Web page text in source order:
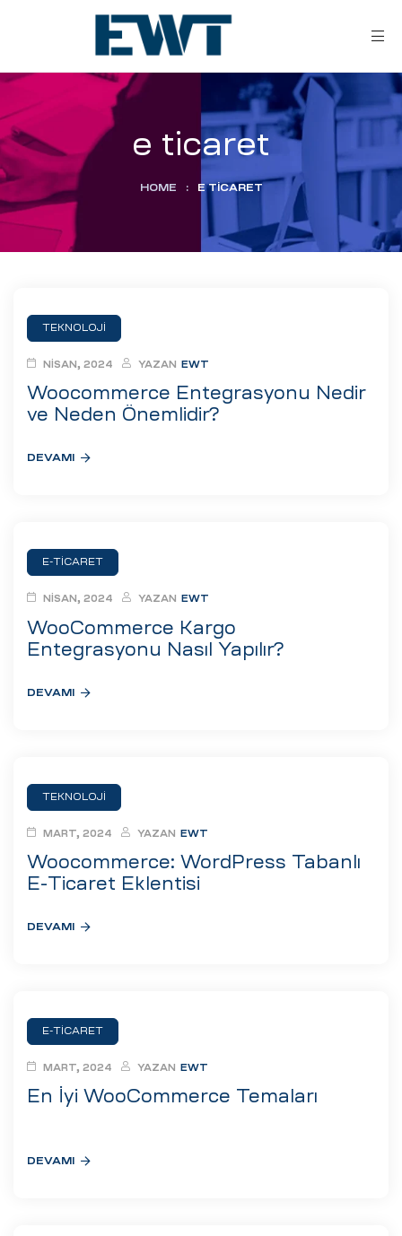
e ticaret
HOME : E TICARET
TEKNOLOJI
Woocommerce Entegrasyonu Nedir
ve Neden Önemlidir?
NISAN, 2024 YAZAN EWT
DEVAMI
E-TICARET
WooCommerce Kargo
Entegrasyonu Nasıl Yapılır?
NISAN, 2024 YAZAN EWT
DEVAMI
TEKNOLOJI
Woocommerce: WordPress Tabanlı
E-Ticaret Eklentisi
MART, 2024 YAZAN EWT
DEVAMI
E-TICARET
En İyi WooCommerce Temaları
MART, 2024 YAZAN EWT
DEVAMI